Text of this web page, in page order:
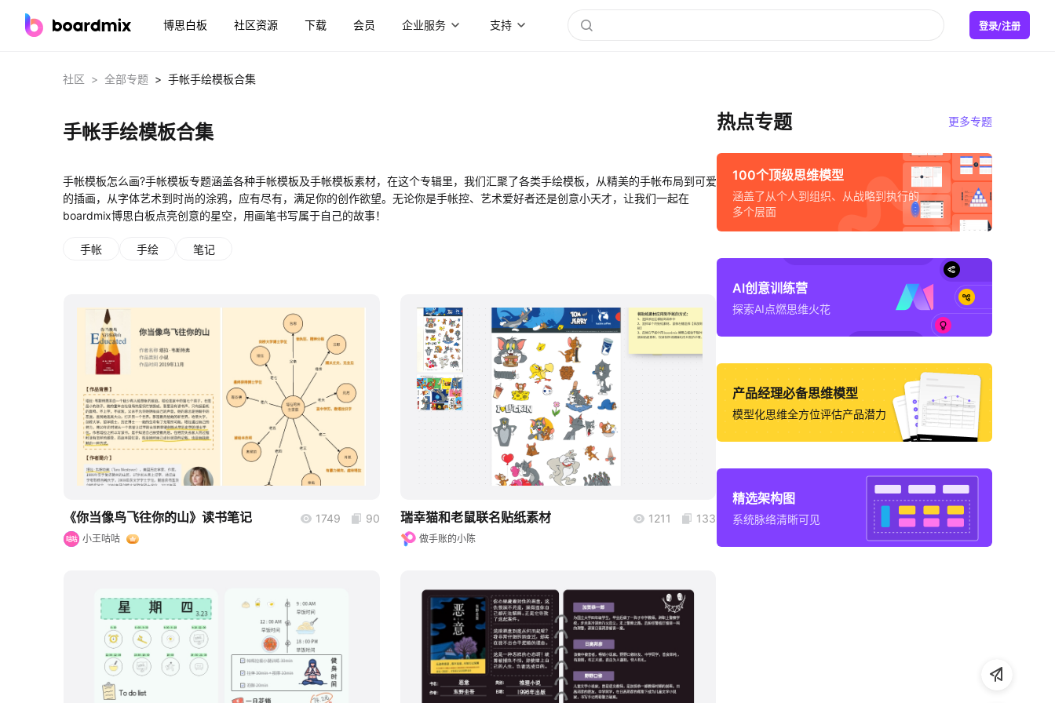
博思白板 社区资源 下载 会员 企业服务 支持 登录/注册
社区 > 全部专题 > 手帐手绘模板合集
手帐手绘模板合集
手帐模板怎么画?手帐模板专题涵盖各种手帐模板及手帐模板素材，在这个专辑里，我们汇聚了各类手绘模板，从精美的手帐布局到可爱
的插画，从字体艺术到时尚的涂鸦，应有尽有，满足你的创作欲望。无论你是手帐控、艺术爱好者还是创意小天才，让我们一起在
boardmix博思白板点亮创意的星空，用画笔书写属于自己的故事！
手帐 手绘 笔记
boardmix
《你当像鸟飞往你的山》读书笔记 1749 90
咕咕 小王咕咕
boardmix
瑞幸猫和老鼠联名贴纸素材 1211 133
做手账的小陈
boardmix boardmix
热点专题 更多专题
100个顶级思维模型
涵盖了从个人到组织、从战略到执行的
多个层面
AI创意训练营
探索AI点燃思维火花
产品经理必备思维模型
模型化思维全方位评估产品潜力
精选架构图
系统脉络清晰可见